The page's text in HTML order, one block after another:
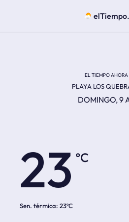
EL TIEMPO AHORA
PLAYA LOS
DOMINGO, 9
23
Sen. térmica: 23ºC